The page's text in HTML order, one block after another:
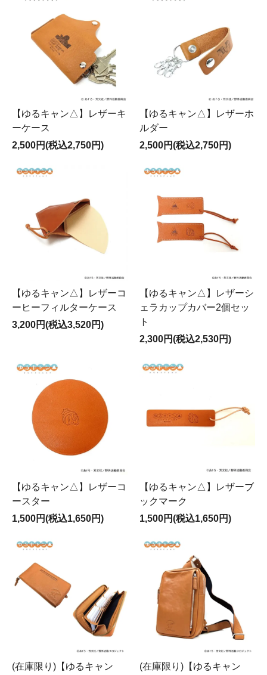
【ゆるキャン△】レザーキ
ーケース
2,500円(税込2,750円)
【ゆるキャン△】レザーホ
ルダー
2,500円(税込2,750円)
【ゆるキャン△】レザーコ
ーヒーフィルターケース
3,200円(税込3,520円)
【ゆるキャン△】レザーシ
ェラカップカバー2個セッ
ト
2,300円(税込2,530円)
【ゆるキャン△】レザーコ
ースター
1,500円(税込1,650円)
【ゆるキャン△】レザーブ
ックマーク
1,500円(税込1,650円)
(在庫限り)【ゆるキャン
(在庫限り)【ゆるキャン